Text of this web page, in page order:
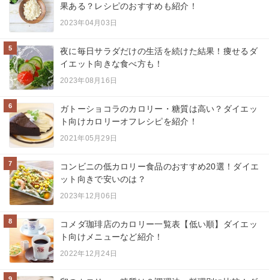
果ある？レシピのおすすめも紹介！
2023年04月03日
5
夜に毎日サラダだけの生活を続けた結果！痩せるダ
イエット向きな食べ方も！
2023年08月16日
6
ガトーショコラのカロリー・糖質は高い？ダイエッ
ト向けカロリーオフレシピを紹介！
2021年05月29日
7
コンビニの低カロリー食品のおすすめ20選！ダイエ
ット向きで安いのは？
2023年12月06日
8
コメダ珈琲店のカロリー一覧表【低い順】ダイエッ
ト向けメニューなど紹介！
2022年12月24日